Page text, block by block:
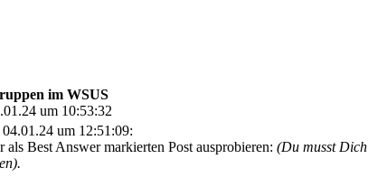
im WSUS
um 10:53:32
um 12:51:09:
als Best Answer markierten Post ausprobieren: (Du musst Dich